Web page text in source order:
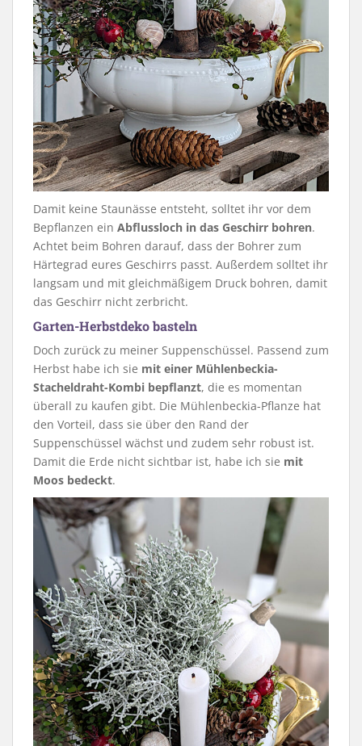
Damit keine Staunässe entsteht, solltet ihr vor dem
Bepflanzen ein Abflussloch in das Geschirr bohren.
Achtet beim Bohren darauf, dass der Bohrer zum
Härtegrad eures Geschirrs passt. Außerdem solltet ihr
langsam und mit gleichmäßigem Druck bohren, damit
das Geschirr nicht zerbricht.
Garten-Herbstdeko basteln
Doch zurück zu meiner Suppenschüssel. Passend zum
Herbst habe ich sie mit einer Mühlenbeckia-
Stacheldraht-Kombi bepflanzt, die es momentan
überall zu kaufen gibt. Die Mühlenbeckia-Pflanze hat
den Vorteil, dass sie über den Rand der
Suppenschüssel wächst und zudem sehr robust ist.
Damit die Erde nicht sichtbar ist, habe ich sie mit
Moos bedeckt.